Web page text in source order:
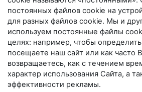
постоянных файлов cookie на
для разных файлов cookie. Мы и
используем постоянные файлы
целях: например, чтобы
посещаете наш сайт или как часто
возвращаетесь, как с течением
характер использования Сайта, а
эффективности рекламы.